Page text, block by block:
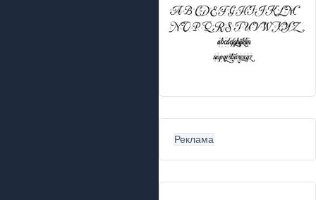
Реклама